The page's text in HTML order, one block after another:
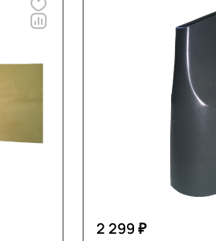
2 299 ₽